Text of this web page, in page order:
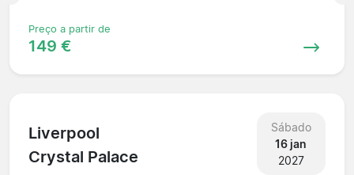
Preço a partir de
149 €
Liverpool
Crystal Palace
Sábado
16 jan
2027